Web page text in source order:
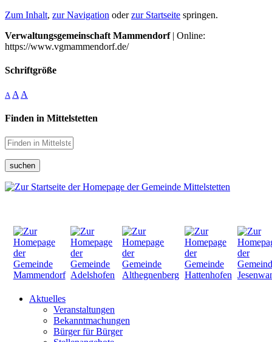
Zum Inhalt, zur Navigation oderzur Startseite springen.
Verwaltungsgemeinschaft Mammendorf| Online:
https://www.vgmammendorf.de/
Schriftgröße
A A A
Finden in Mittelstetten
suchen
Aktuelles
Veranstaltungen
Bekanntmachungen
Bürger für Bürger